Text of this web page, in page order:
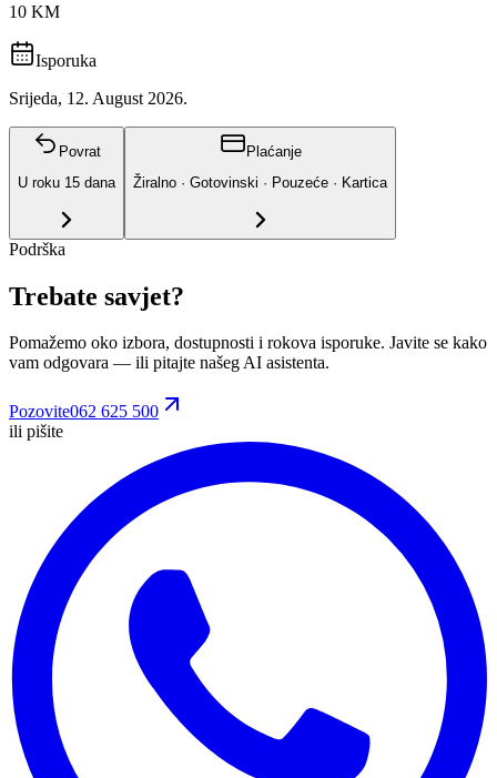
10 KM
Isporuka
Srijeda, 12. August 2026.
Povrat
U roku 15 dana
Plaćanje
Žiralno · Gotovinski · Pouzeće · Kartica
Podrška
Trebate savjet?
Pomažemo oko izbora, dostupnosti i rokova isporuke. Javite se kako
vam odgovara — ili pitajte našeg AI asistenta.
Pozovite062 625 500
ili pišite